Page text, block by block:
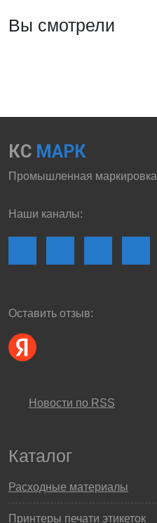
Вы смотрели
КС МАРК
Промышленная маркировка
Наши каналы:
Оставить отзыв:
Новости по RSS
Каталог
Расходные материалы
Принтеры печати этикеток